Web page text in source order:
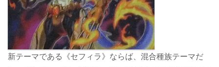
新テーマである《セフィラ》ならば、混合種族テーマだ